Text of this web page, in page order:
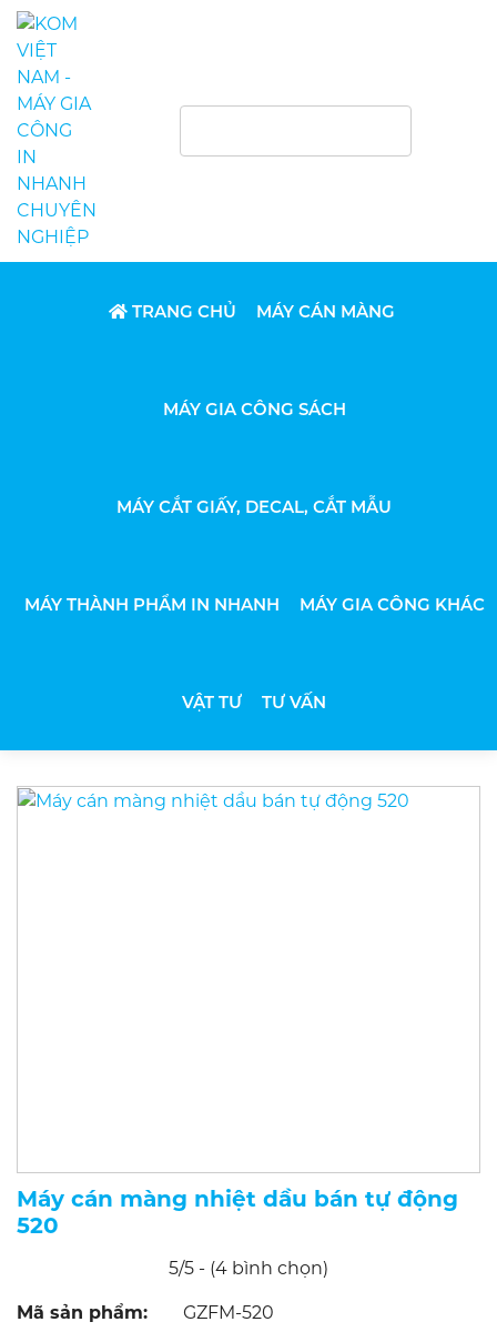
TRANG CHỦ MÁY CÁN MÀNG
MÁY GIA CÔNG SÁCH
MÁY CẮT GIẤY, DECAL, CẮT MẪU
MÁY THÀNH PHẨM IN NHANH MÁY GIA CÔNG KHÁC
VẬT TƯ TƯ VẤN
Máy cán màng nhiệt dầu bán tự động
520
5/5 - (4 bình chọn)
Mã sản phẩm:
GZFM-520